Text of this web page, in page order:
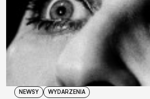
NEWSY WYDARZENIA